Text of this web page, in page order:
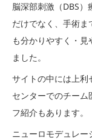
脳深部刺激（DBS）
だけでなく、手術
も分かりやすく・
ました。
サイトの中には上利
センターでのチーム
フ紹介もあります。
ニューロモデュレ
パーキン
ジストニア
本態性振
神経障害